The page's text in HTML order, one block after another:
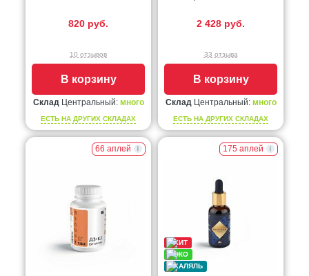
820 руб.
10 отзывов
В корзину
Склад Центральный: много
ЕСТЬ НА ДРУГИХ СКЛАДАХ
2 428 руб.
33 отзыва
В корзину
Склад Центральный: много
ЕСТЬ НА ДРУГИХ СКЛАДАХ
66 аплей 175 аплей